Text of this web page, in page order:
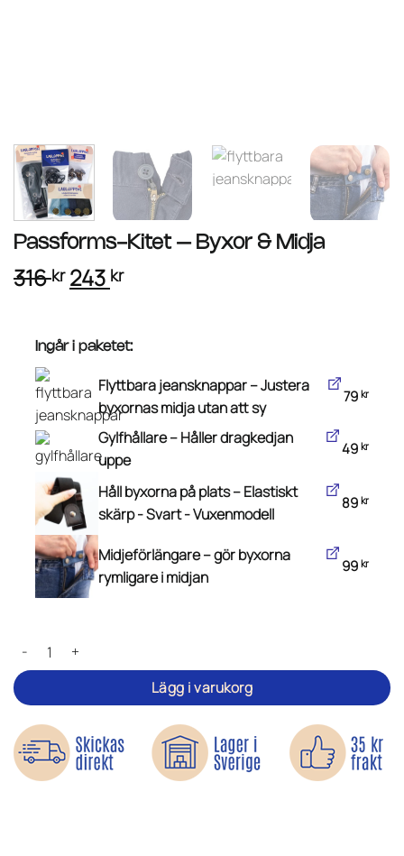
Passforms-Kitet – Byxor & Midja
316kr Det
ursprungliga
var:
316 kr.
243 krDet
är:
Ingår i paketet:
Flyttbara jeansknappar – Justera
byxornas midja utan att sy
79 kr
Gylfhållare – Håller dragkedjan
uppe
49 kr
Håll byxorna på plats – Elastiskt
skärp - Svart - Vuxenmodell
89 kr
Midjeförlängare – gör byxorna
rymligare i midjan
99 kr
Passforms-Kitet - Byxor & Midja mängd
Lägg i varukorg